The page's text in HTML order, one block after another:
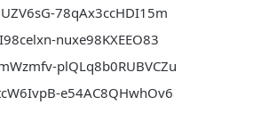
78qAx3ccHDI15m
nuxe98KXEEO83
plQLq8b0RUBVCZu
e54AC8QHwhOv6